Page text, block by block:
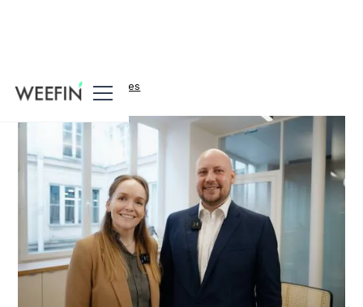
Toutes nos ressources